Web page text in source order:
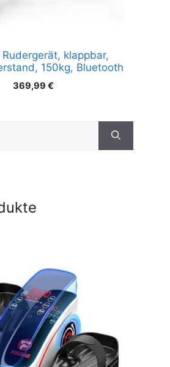
Rudergerät, klappbar,
150kg, Bluetooth
369,99 €